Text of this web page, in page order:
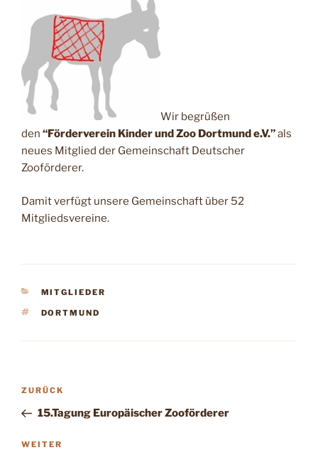
Wir begrüßen
den “Förderverein Kinder und Zoo Dortmund e.V.”als
neues Mitglied der Gemeinschaft Deutscher
Zooförderer.
Damit verfügt unsere Gemeinschaft über 52
Mitgliedsvereine.
KATEGORIEN
MITGLIEDER
SCHLAGWÖRTER
DORTMUND
Beitragsnavigation
Vorheriger
Beitrag
ZURÜCK
15.Tagung Europäischer Zooförderer
Nächster
WEITER